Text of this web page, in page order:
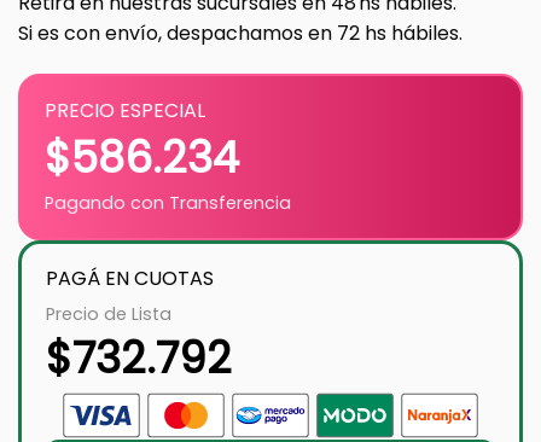
Si es con envío, despachamos en 72 hs hábiles.
PRECIO ESPECIAL
$586.234
Pagando con Transferencia
PAGÁ EN CUOTAS
Precio de Lista
$732.792